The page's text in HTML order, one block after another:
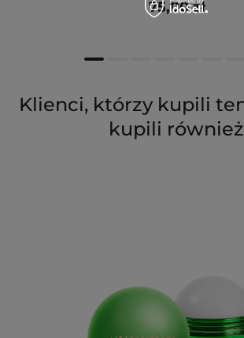
75,00 zł
Klienci, którzy kupili
kupili również